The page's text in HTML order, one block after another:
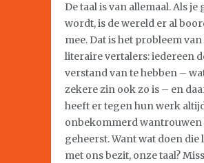
De taal is van allemaal. Als je
wordt, is de wereld er al
mee. Dat is het probleem van
literaire vertalers: iedereen
verstand van te hebben –
zekere zin ook zo is – en
heeft er tegen hun werk
onbekommerd wantrouwen
geheerst. Want wat doen die
met ons bezit, onze taal?